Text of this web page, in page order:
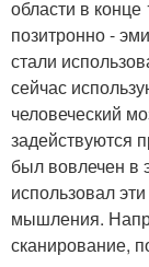
области в
позитронно -
стали
сейчас
человеческий
задействуются
был вовлечен в
использовал
мышления.
сканирование,